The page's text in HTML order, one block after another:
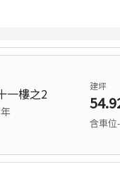
一樓之2
年
建坪
含車位